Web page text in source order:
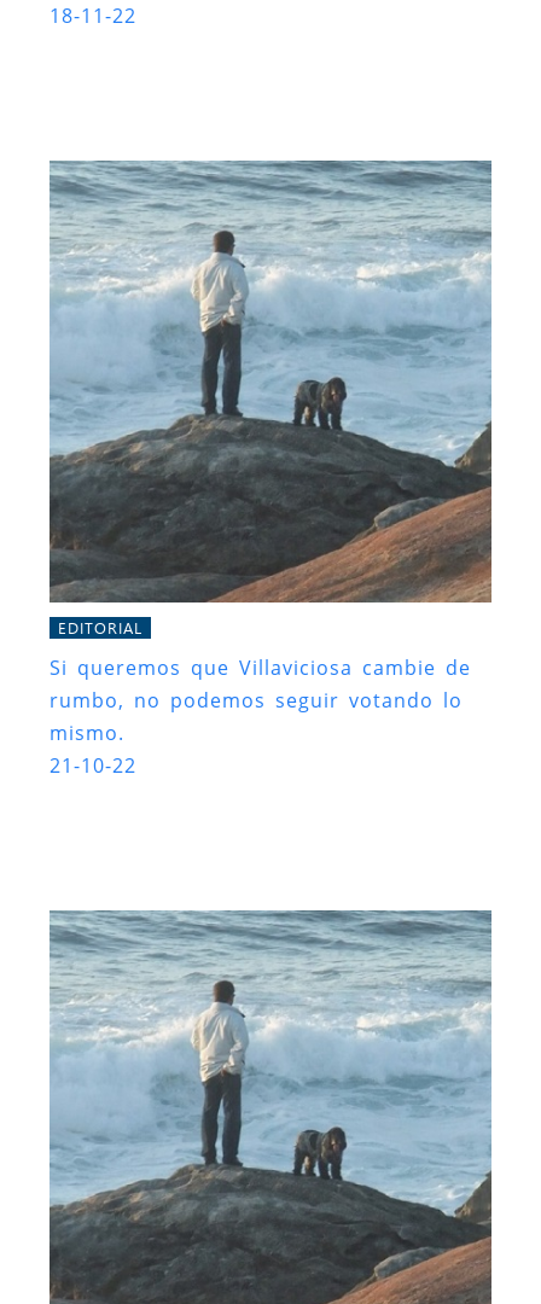
18-11-22
EDITORIAL
Si queremos que Villaviciosa cambie de
rumbo, no podemos seguir votando lo
mismo.
21-10-22